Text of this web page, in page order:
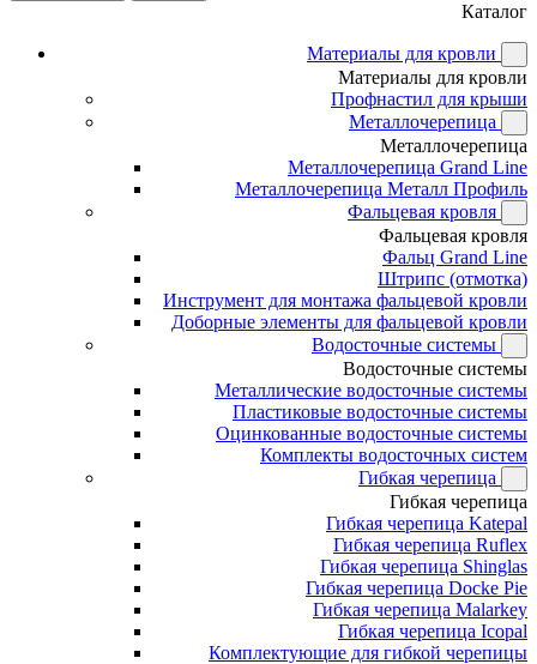
Каталог
Материалы для кровли
Материалы для кровли
Профнастил для крыши
Металлочерепица
Металлочерепица
Металлочерепица Grand Line
Металлочерепица Металл Профиль
Фальцевая кровля
Фальцевая кровля
Фальц Grand Line
Штрипс (отмотка)
Инструмент для монтажа фальцевой кровли
Доборные элементы для фальцевой кровли
Водосточные системы
Водосточные системы
Металлические водосточные системы
Пластиковые водосточные системы
Оцинкованные водосточные системы
Комплекты водосточных систем
Гибкая черепица
Гибкая черепица
Гибкая черепица Katepal
Гибкая черепица Ruflex
Гибкая черепица Shinglas
Гибкая черепица Docke Pie
Гибкая черепица Malarkey
Гибкая черепица Icopal
Комплектующие для гибкой черепицы